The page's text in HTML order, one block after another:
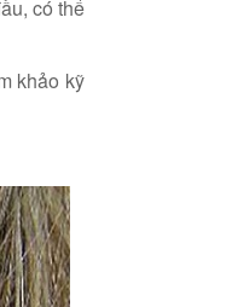
có thể
khảo kỹ